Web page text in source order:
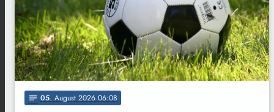
notes 05. August 2026 06:08